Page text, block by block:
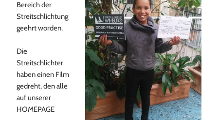
Bereich der
Streitschlichtung
geehrt worden.
Die
Streitschlichter
haben einen Film
gedreht, den alle
auf unserer
HOMEPAGE